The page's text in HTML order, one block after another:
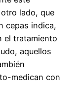
lado, que
cepas indica,
el tratamiento
aquellos
medican con